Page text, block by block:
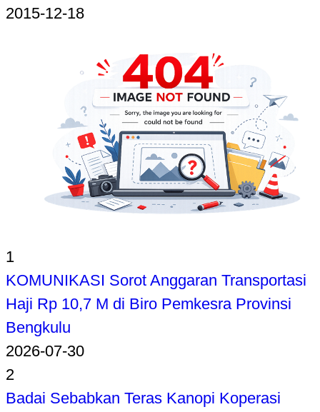
2015-12-18
1
KOMUNIKASI Sorot Anggaran Transportasi
Haji Rp 10,7 M di Biro Pemkesra Provinsi
Bengkulu
2026-07-30
2
Badai Sebabkan Teras Kanopi Koperasi